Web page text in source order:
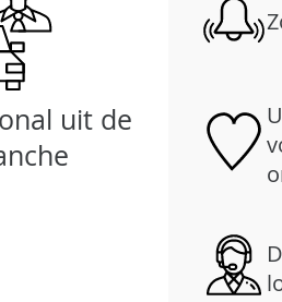
uit de